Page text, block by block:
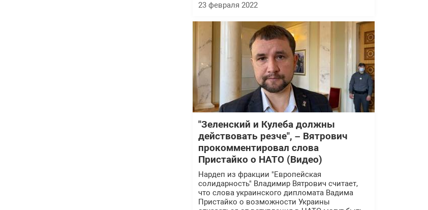
23 февраля 2022
"Зеленский и Кулеба должны
действовать резче", – Вятрович
прокомментировал слова
Пристайко о НАТО (Видео)
Нардеп из фракции "Европейская
солидарность" Владимир Вятрович считает,
что слова украинского дипломата Вадима
Пристайко о возможности Украины